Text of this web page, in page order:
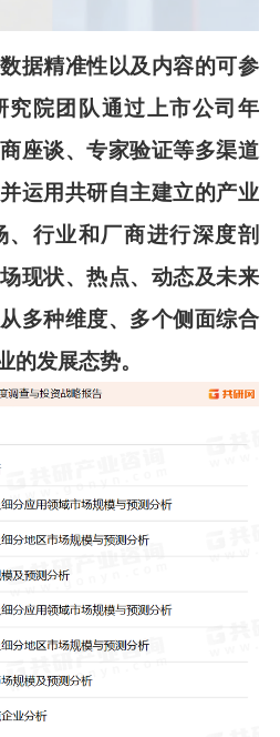
据精准性以及内容的可参
究院团队通过上市公司年
座谈、专家验证等多渠道
运用共研自主建立的产业
行业和厂商进行深度剖
现状、热点、动态及未来
多种维度、多个侧面综合
的发展态势。